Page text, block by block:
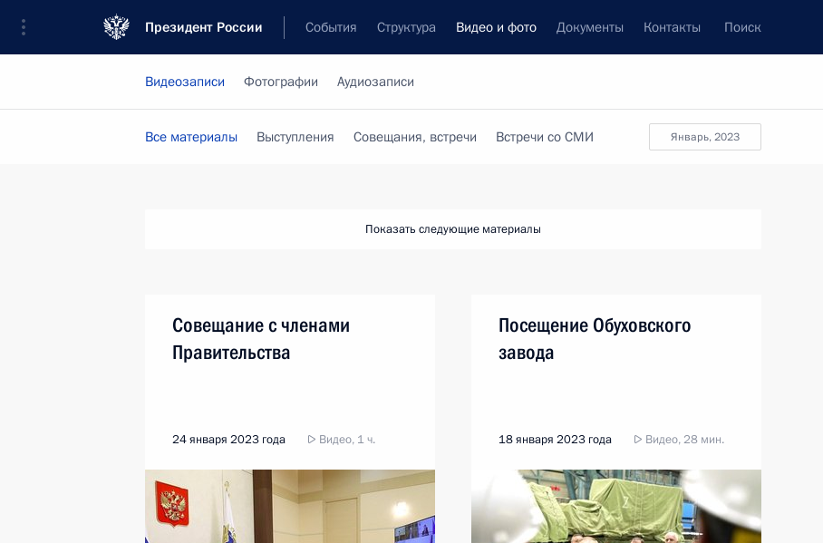
Президент России События Структура Видео и фото Документы Контакты Поиск
Видеозаписи Фотографии Аудиозаписи
январь, 2023
Все материалы Выступления Совещания, встречи Встречи со СМИ
Показать следующие материалы
Совещание с членами
Правительства
24 января 2023 года Видео, 1 ч.
Посещение Обуховского
завода
18 января 2023 года Видео, 28 мин.